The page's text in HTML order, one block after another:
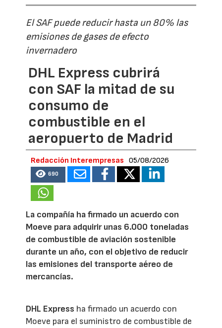
El SAF puede reducir hasta un 80% las
emisiones de gases de efecto
invernadero
DHL Express cubrirá
con SAF la mitad de su
consumo de
combustible en el
aeropuerto de Madrid
Redacción Interempresas 05/08/2026
690
La compañía ha firmado un acuerdo con
Moeve para adquirir unas 6.000 toneladas
de combustible de aviación sostenible
durante un año, con el objetivo de reducir
las emisiones del transporte aéreo de
mercancías.
DHL Express ha firmado un acuerdo con
Moeve para el suministro de combustible de